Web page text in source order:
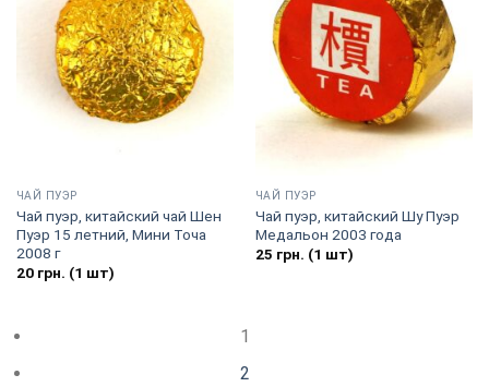
ЧАЙ ПУЭР
Чай пуэр, китайский чай Шен
Пуэр 15 летний, Мини Точа
2008 г
20грн. (1 шт)
ЧАЙ ПУЭР
Чай пуэр, китайский Шу Пуэр
Медальон 2003 года
25 грн. (1 шт)
1
2